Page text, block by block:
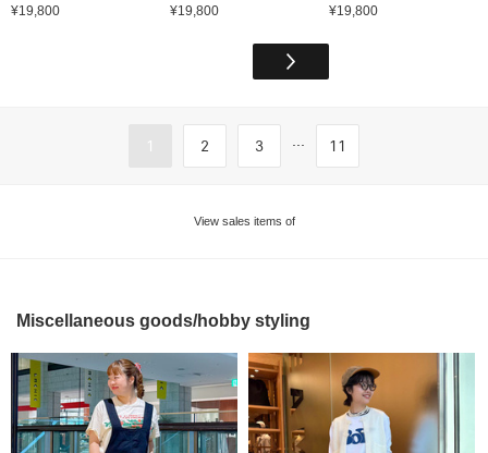
¥19,800 ¥19,800 ¥19,800
1 2 3 ... 11
View sales items of
Miscellaneous goods/hobby styling